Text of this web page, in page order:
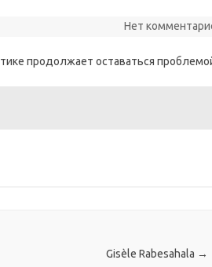
Нет
продолжает оставаться
Gisèle Rabesahala →